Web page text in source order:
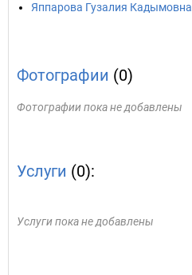
Яппарова Гузалия Кадымовна
Фотографии (0)
Фотографии пока не добавлены
Услуги (0):
Услуги пока не добавлены